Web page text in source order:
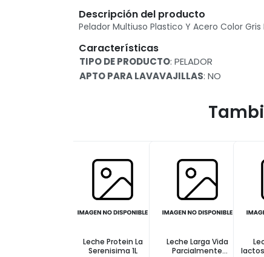
Descripción del producto
Pelador Multiuso Plastico Y Acero Color Gris
Características
TIPO DE PRODUCTO: PELADOR
APTO PARA LAVAVAJILLAS: NO
Leche Protein La
Serenisima 1L
Leche Larga Vida
Parcialmente